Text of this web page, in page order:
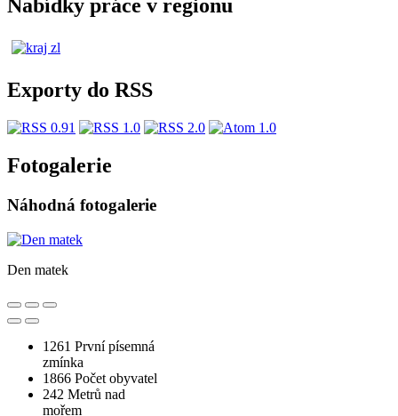
Nabídky práce v regionu
Exporty do RSS
Fotogalerie
Náhodná fotogalerie
Den matek
1261 První písemná
zmínka
1866 Počet obyvatel
242 Metrů nad
mořem